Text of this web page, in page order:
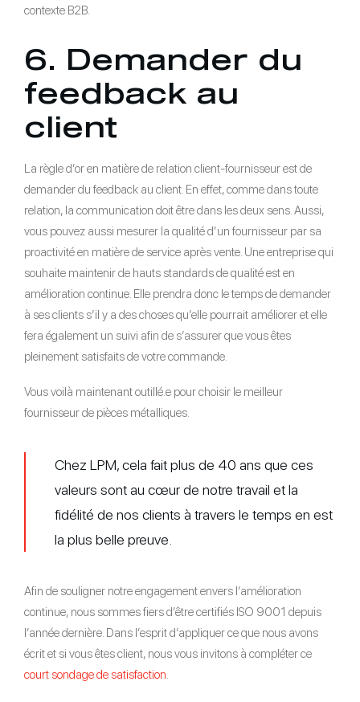
contexte B2B.
6. Demander du
feedback au
client
La règle d’or en matière de relation client-fournisseur est de
demander du feedback au client. En effet, comme dans toute
relation, la communication doit être dans les deux sens. Aussi,
vous pouvez aussi mesurer la qualité d’un fournisseur par sa
proactivité en matière de service après vente. Une entreprise qui
souhaite maintenir de hauts standards de qualité est en
amélioration continue. Elle prendra donc le temps de demander
à ses clients s’il y a des choses qu’elle pourrait améliorer et elle
fera également un suivi afin de s’assurer que vous êtes
pleinement satisfaits de votre commande.
Vous voilà maintenant outillé.e pour choisir le meilleur
fournisseur de pièces métalliques.
Chez LPM, cela fait plus de 40 ans que ces
valeurs sont au cœur de notre travail et la
fidélité de nos clients à travers le temps en est
la plus belle preuve.
Afin de souligner notre engagement envers l’amélioration
continue, nous sommes fiers d’être certifiés ISO 9001 depuis
l’année dernière. Dans l’esprit d’appliquer ce que nous avons
écrit et si vous êtes client, nous vous invitons à compléter ce
court sondage de satisfaction.